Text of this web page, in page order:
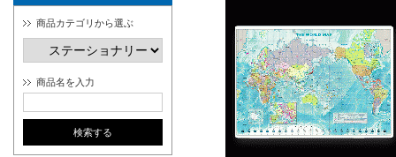
商品カテゴリから選ぶ
商品名を入力